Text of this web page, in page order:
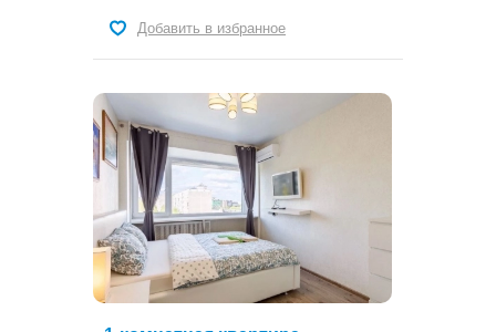
Добавить в избранное